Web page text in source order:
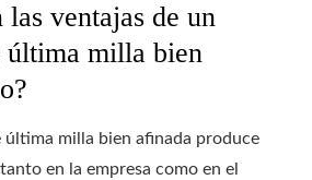
las ventajas de un
última milla bien
última milla bien afinada produce
en la empresa como en el